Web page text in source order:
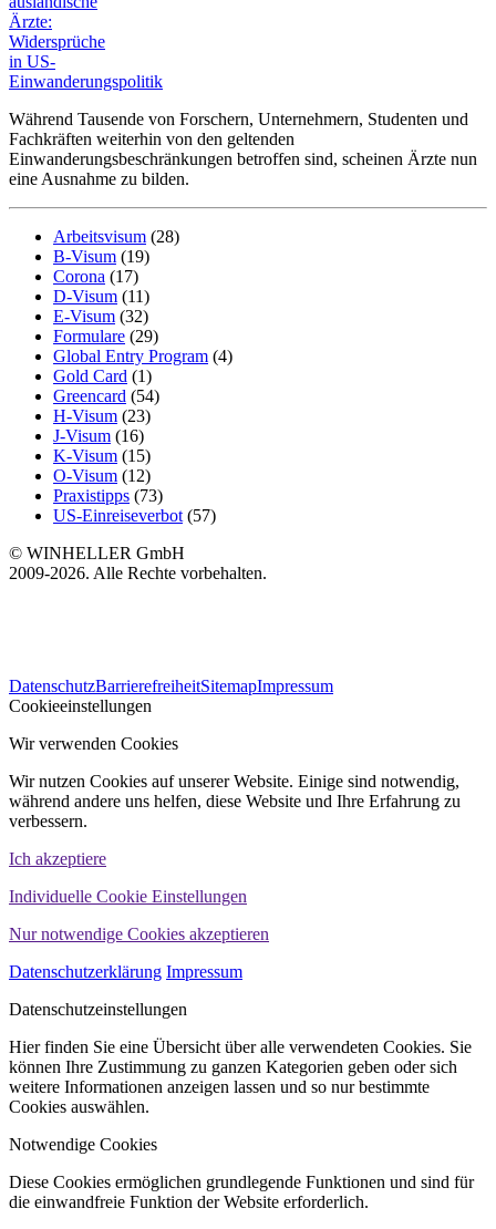
Während Tausende von Forschern, Unternehmern, Studenten und
Fachkräften weiterhin von den geltenden
Einwanderungsbeschränkungen betroffen sind, scheinen Ärzte nun
eine Ausnahme zu bilden.
Arbeitsvisum (28)
B-Visum (19)
Corona (17)
D-Visum (11)
E-Visum (32)
Formulare (29)
Global Entry Program (4)
Gold Card (1)
Greencard (54)
H-Visum (23)
J-Visum (16)
K-Visum (15)
O-Visum (12)
Praxistipps (73)
US-Einreiseverbot (57)
© WINHELLER GmbH
2009-2026. Alle Rechte vorbehalten.
WINHELLER GmbH
DatenschutzBarrierefreiheitSitemapImpressum
Cookieeinstellungen
Wir verwenden Cookies
Wir nutzen Cookies auf unserer Website. Einige sind notwendig,
während andere uns helfen, diese Website und Ihre Erfahrung zu
verbessern.
Ich akzeptiere
Individuelle Cookie Einstellungen
Nur notwendige Cookies akzeptieren
Datenschutzerklärung Impressum
Datenschutzeinstellungen
Hier finden Sie eine Übersicht über alle verwendeten Cookies. Sie
können Ihre Zustimmung zu ganzen Kategorien geben oder sich
weitere Informationen anzeigen lassen und so nur bestimmte
Cookies auswählen.
Notwendige Cookies
Diese Cookies ermöglichen grundlegende Funktionen und sind für
die einwandfreie Funktion der Website erforderlich.